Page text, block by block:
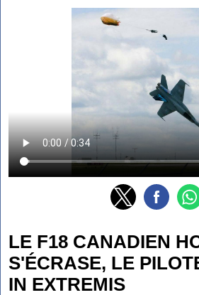
LE F18 CANADIEN
S'ÉCRASE, LE
IN EXTREMIS